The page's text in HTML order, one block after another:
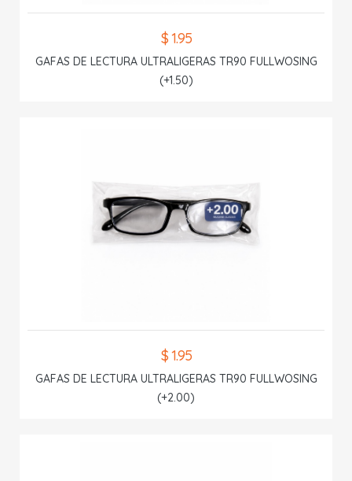
$ 1.95
GAFAS DE LECTURA ULTRALIGERAS TR90 FULLWOSING
(+1.50)
$ 1.95
GAFAS DE LECTURA ULTRALIGERAS TR90 FULLWOSING
(+2.00)